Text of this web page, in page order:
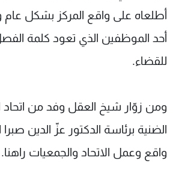
أطلعاه على واقع المركز بشكل عام
أحد الموظفين الذي تعود كلمة
للقضاء.
ومن زوّار شيخ العقل وفد من اتحاد
الضنية برئاسة الدكتور عزّ الدين
واقع وعمل الاتحاد والجمعيات راهنا.